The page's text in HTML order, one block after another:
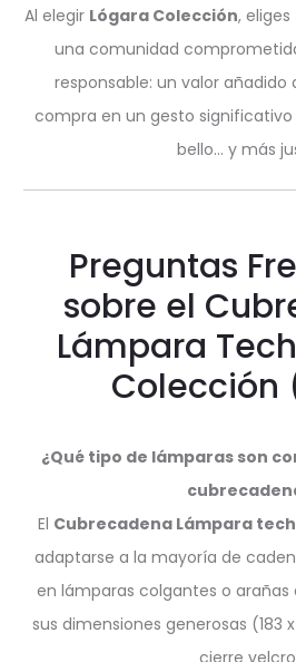
Al elegir Lógara Colección,
una comunidad
responsable: un valor
compra en un gesto
bello… y más
Preguntas
sobre el
Lámpara
Colección
¿Qué tipo de lámparas son
El Cubrecadena Lámpara
adaptarse a la mayoría de
en lámparas colgantes o
sus dimensiones generosas (183